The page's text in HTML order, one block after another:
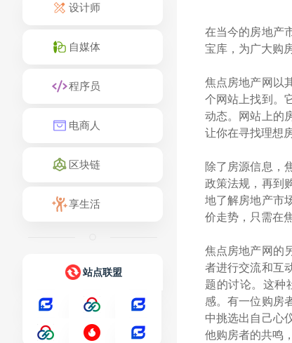
设计师
自媒体
程序员
电商人
区块链
享生活
站点联盟
在当今的房地产
宝库，为广大购
焦点房地产网以
个网站上找到。
动态。网站上的
让你在寻找理想
除了房源信息，
政策法规，再到
地了解房地产市
价走势，只需在
焦点房地产网的
者进行交流和互
题的讨论。这种
感。有一位购房
中挑选出自己心
他购房者的共鸣